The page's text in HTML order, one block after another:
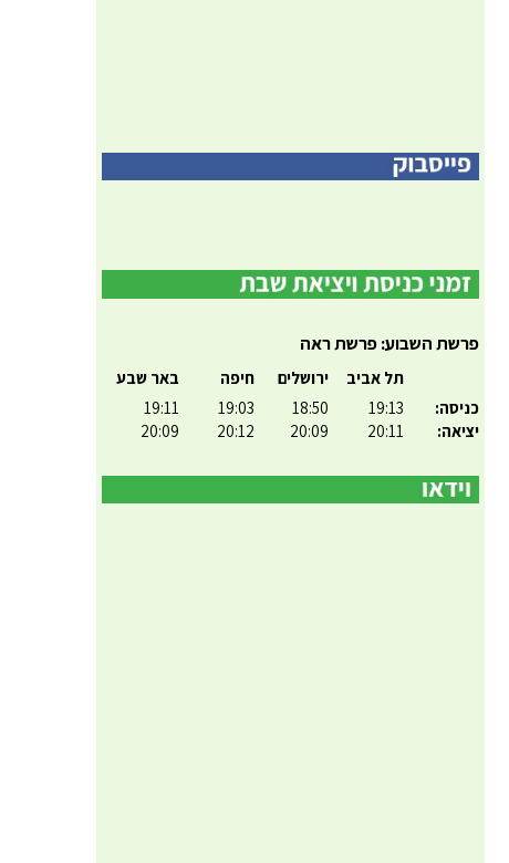
פרשת השבוע: פרשת ראה
כניסה:
יציאה:
תל אביב
19:13
20:11
ירושלים
18:50
20:09
חיפה
19:03
20:12
באר שבע
19:11
20:09